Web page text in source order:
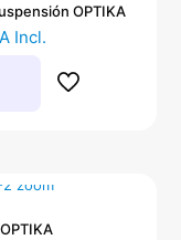
OPTIKA
Incl.